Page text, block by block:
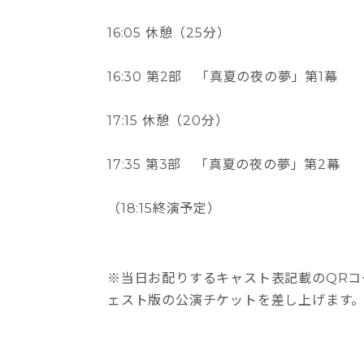
16:05 休憩（25分）
16:30 第2部 「真夏の夜の夢」第1幕
17:15 休憩（20分）
17:35 第3部 「真夏の夜の夢」第2幕
（18:15終演予定）
※当日お配りするキャスト表記載のQR
ェスト版の公演チケットを差し上げます